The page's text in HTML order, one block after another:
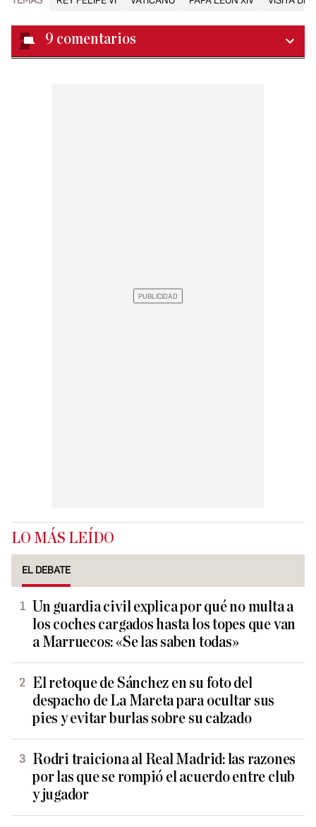
9 comentarios
LO MÁS LEÍDO
EL DEBATE
Un guardia civil explica por qué no multa a
los coches cargados hasta los topes que van
a Marruecos: «Se las saben todas»
El retoque de Sánchez en su foto del
despacho de La Mareta para ocultar sus
pies y evitar burlas sobre su calzado
Rodri traiciona al Real Madrid: las razones
por las que se rompió el acuerdo entre club
y jugador